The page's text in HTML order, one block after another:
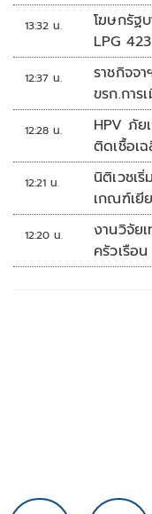
13:32 น.
โฆษกรัฐ
LPG
แสนล้าน
12:37 น.
ราชกิจจ
ขรก.การ
12:28 น.
HPV ภัย
ติดเชื้อเ
12:21 น.
นิติเวชเ
เกณฑ์เยี
12:20 น.
งานวิจัย
ครัวเรือ